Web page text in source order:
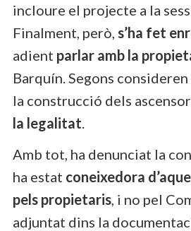
incloure el projecte a la
Finalment, però, s’ha fet
adient parlar amb la
Barquín. Segons
la construcció dels
la legalitat.
Amb tot, ha denunciat la
ha estat coneixedora
pels propietaris, i no pel
adjuntat dins la